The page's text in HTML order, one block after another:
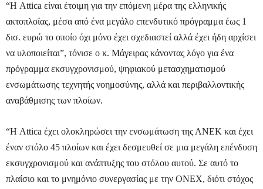
“Η Attica είναι έτοιμη για την επόμενη μέρα της ελληνικής
ακτοπλοΐας, μέσα από ένα μεγάλο επενδυτικό πρόγραμμα έως 1
δισ. ευρώ το οποίο όχι μόνο έχει σχεδιαστεί αλλά έχει ήδη αρχίσει
να υλοποιείται”, τόνισε ο κ. Μάγειρας κάνοντας λόγο για ένα
πρόγραμμα εκσυγχρονισμού, ψηφιακού μετασχηματισμού
ενσωμάτωσης τεχνητής νοημοσύνης, αλλά και περιβαλλοντικής
αναβάθμισης των πλοίων.
“Η Attica έχει ολοκληρώσει την ενσωμάτωση της ΑΝΕΚ και έχει
έναν στόλο 45 πλοίων και έχει δεσμευθεί σε μια μεγάλη επένδυση
εκσυγχρονισμού και ανάπτυξης του στόλου αυτού. Σε αυτό το
πλαίσιο και το μνημόνιο συνεργασίας με την ΟΝΕΧ, διότι στόχος